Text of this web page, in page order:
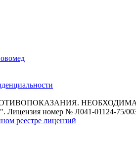
номер № Л041-01124-75/
реестре лицензий